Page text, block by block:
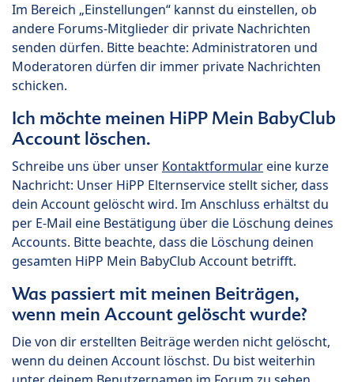
Im Bereich „Einstellungen“ kannst du einstellen, ob
andere Forums-Mitglieder dir private Nachrichten
senden dürfen. Bitte beachte: Administratoren und
Moderatoren dürfen dir immer private Nachrichten
schicken.
Ich möchte meinen HiPP Mein BabyClub
Account löschen.
Schreibe uns über unser Kontaktformulareine kurze
Nachricht: Unser HiPP Elternservice stellt sicher, dass
dein Account gelöscht wird. Im Anschluss erhältst du
per E-Mail eine Bestätigung über die Löschung deines
Accounts. Bitte beachte, dass die Löschung deinen
gesamten HiPP Mein BabyClub Account betrifft.
Was passiert mit meinen Beiträgen,
wenn mein Account gelöscht wurde?
Die von dir erstellten Beiträge werden nicht gelöscht,
wenn du deinen Account löschst. Du bist weiterhin